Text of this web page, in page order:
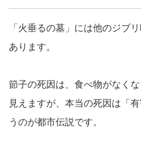
「火垂るの墓」には他のジブ
あります。
節子の死因は、食べ物がなく
見えますが、本当の死因は「
うのが都市伝説です。